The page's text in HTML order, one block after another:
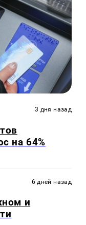
3 дня назад
на 64%
6 дней назад
и